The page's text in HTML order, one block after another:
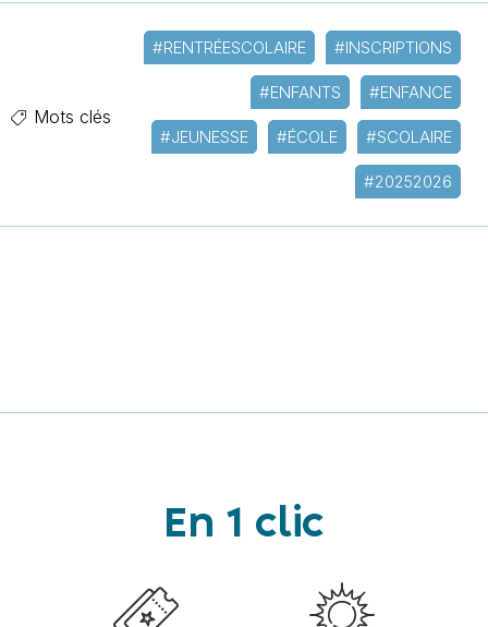
Mots clés
#RENTRÉESCOLAIRE #INSCRIPTIONS
#ENFANTS #ENFANCE
#JEUNESSE #ÉCOLE #SCOLAIRE
#20252026
En 1 clic